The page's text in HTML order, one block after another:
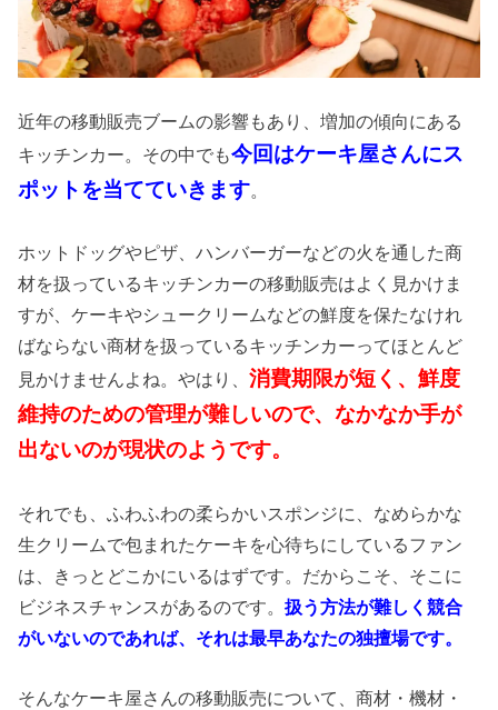
近年の移動販売ブームの影響もあり、増加の傾向にある
キッチンカー。その中でも今回はケーキ屋さんにス
ポットを当てていきます。
ホットドッグやピザ、ハンバーガーなどの火を通した商
材を扱っているキッチンカーの移動販売はよく見かけま
すが、ケーキやシュークリームなどの鮮度を保たなけれ
ばならない商材を扱っているキッチンカーってほとんど
見かけませんよね。やはり、消費期限が短く、鮮度
維持のための管理が難しいので、なかなか手が
出ないのが現状のようです。
それでも、ふわふわの柔らかいスポンジに、なめらかな
生クリームで包まれたケーキを心待ちにしているファン
は、きっとどこかにいるはずです。だからこそ、そこに
ビジネスチャンスがあるのです。扱う方法が難しく競合
がいないのであれば、それは最早あなたの独擅場です。
そんなケーキ屋さんの移動販売について、商材・機材・